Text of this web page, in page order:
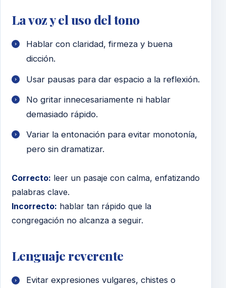
La voz y el uso del tono
Hablar con claridad, firmeza y buena
dicción.
Usar pausas para dar espacio a la reflexión.
No gritar innecesariamente ni hablar
demasiado rápido.
Variar la entonación para evitar monotonía,
pero sin dramatizar.
Correcto: leer un pasaje con calma, enfatizando
palabras clave.
Incorrecto: hablar tan rápido que la
congregación no alcanza a seguir.
Lenguaje reverente
Evitar expresiones vulgares, chistes o